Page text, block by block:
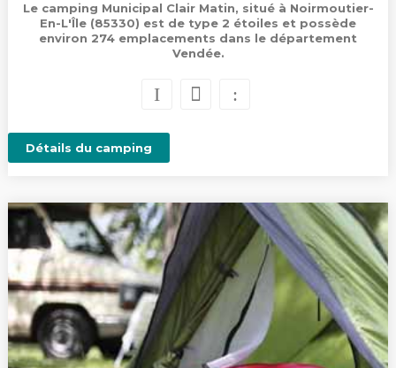
Le camping Municipal Clair Matin, situé à Noirmoutier-
En-L'Île (85330) est de type 2 étoiles et possède
environ 274 emplacements dans le département
Vendée.
Détails du camping